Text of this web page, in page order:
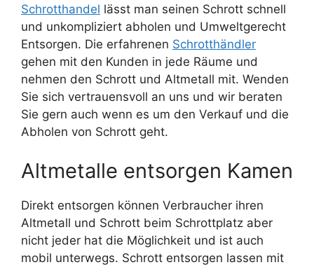
Schrotthandel lässt man seinen Schrott schnell
und unkompliziert abholen und Umweltgerecht
Entsorgen. Die erfahrenen Schrotthändler
gehen mit den Kunden in jede Räume und
nehmen den Schrott und Altmetall mit. Wenden
Sie sich vertrauensvoll an uns und wir beraten
Sie gern auch wenn es um den Verkauf und die
Abholen von Schrott geht.
Altmetalle entsorgen Kamen
Direkt entsorgen können Verbraucher ihren
Altmetall und Schrott beim Schrottplatz aber
nicht jeder hat die Möglichkeit und ist auch
mobil unterwegs. Schrott entsorgen lassen mit